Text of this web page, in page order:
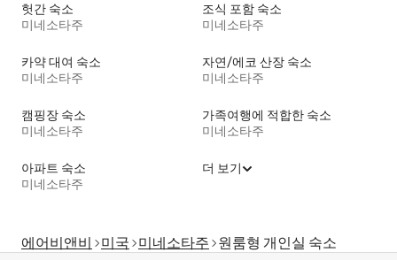
헛간 숙소
미네소타주
조식 포함 숙소
미네소타주
카약 대여 숙소
미네소타주
자연/에코 산장 숙소
미네소타주
캠핑장 숙소
미네소타주
가족여행에 적합한 숙소
미네소타주
아파트 숙소
미네소타주
더 보기
에어비앤비 미국 미네소타주 원룸형 개인실 숙소